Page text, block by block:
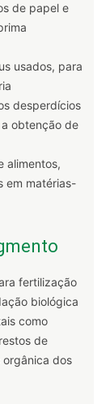
de papel e
usados, para
desperdícios
obtenção de
alimentos,
em matérias-
fertilização
biológica
como
de
dos